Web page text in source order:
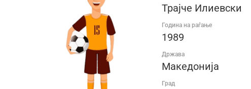
Трајче Илиевски
Година на раѓање
1989
Држава
Македонија
Град